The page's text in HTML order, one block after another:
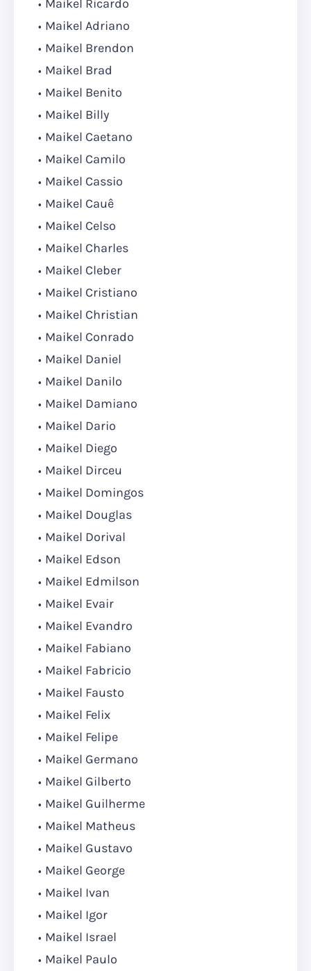
Maikel Ricardo
Maikel Adriano
Maikel Brendon
Maikel Brad
Maikel Benito
Maikel Billy
Maikel Caetano
Maikel Camilo
Maikel Cassio
Maikel Cauê
Maikel Celso
Maikel Charles
Maikel Cleber
Maikel Cristiano
Maikel Christian
Maikel Conrado
Maikel Daniel
Maikel Danilo
Maikel Damiano
Maikel Dario
Maikel Diego
Maikel Dirceu
Maikel Domingos
Maikel Douglas
Maikel Dorival
Maikel Edson
Maikel Edmilson
Maikel Evair
Maikel Evandro
Maikel Fabiano
Maikel Fabricio
Maikel Fausto
Maikel Felix
Maikel Felipe
Maikel Germano
Maikel Gilberto
Maikel Guilherme
Maikel Matheus
Maikel Gustavo
Maikel George
Maikel Ivan
Maikel Igor
Maikel Israel
Maikel Paulo